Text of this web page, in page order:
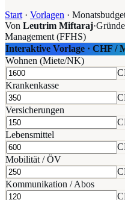
Start · Vorlagen ·
Von Leutrim Miftaraj·
Management (FFHS)
Interaktive Vorlage · CHF /
Wohnen (Miete/NK)
Krankenkasse
Versicherungen
Lebensmittel
Mobilität / ÖV
Kommunikation / Abos